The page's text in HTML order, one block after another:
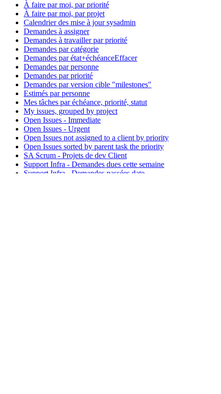
À faire par moi, par priorité
À faire par moi, par projet
Calendrier des mise à jour sysadmin
Demandes à assigner
Demandes à travailler par priorité
Demandes par catégorie
Demandes par état+échéanceEffacer
Demandes par personne
Demandes par priorité
Demandes par version cible "milestones"
Estimés par personne
Mes tâches par échéance, priorité, statut
My issues, grouped by project
Open Issues - Immediate
Open Issues - Urgent
Open Issues not assigned to a client by priority
Open Issues sorted by parent task the priority
SA Scrum - Projets de dev Client
Support Infra - Demandes dues cette semaine
Support Infra - Demandes passées date